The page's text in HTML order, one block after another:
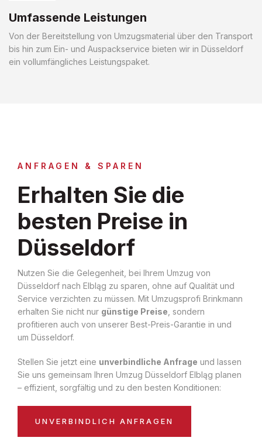
Umfassende Leistungen
Von der Bereitstellung von Umzugsmaterial über den Transport
bis hin zum Ein- und Auspackservice bieten wir in Düsseldorf
ein vollumfängliches Leistungspaket.
ANFRAGEN & SPAREN
Erhalten Sie die
besten Preise in
Düsseldorf
Nutzen Sie die Gelegenheit, bei Ihrem Umzug von
Düsseldorf nach Elbląg zu sparen, ohne auf Qualität und
Service verzichten zu müssen. Mit Umzugsprofi Brinkmann
erhalten Sie nicht nur günstige Preise , sondern
profitieren auch von unserer Best-Preis-Garantie in und
um Düsseldorf.
Stellen Sie jetzt eine unverbindliche Anfrage und lassen
Sie uns gemeinsam Ihren Umzug Düsseldorf Elbląg planen
– effizient, sorgfältig und zu den besten Konditionen:
UNVERBINDLICH ANFRAGEN